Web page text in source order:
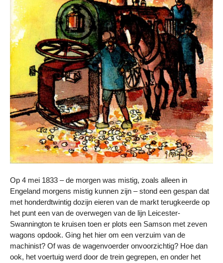
Op 4 mei 1833 – de morgen was mistig, zoals alleen in
Engeland morgens mistig kunnen zijn – stond een gespan dat
met honderdtwintig dozijn eieren van de markt terugkeerde op
het punt een van de overwegen van de lijn Leicester-
Swannington te kruisen toen er plots een Samson met zeven
wagons opdook. Ging het hier om een verzuim van de
machinist? Of was de wagenvoerder onvoorzichtig? Hoe dan
ook, het voertuig werd door de trein gegrepen, en onder het